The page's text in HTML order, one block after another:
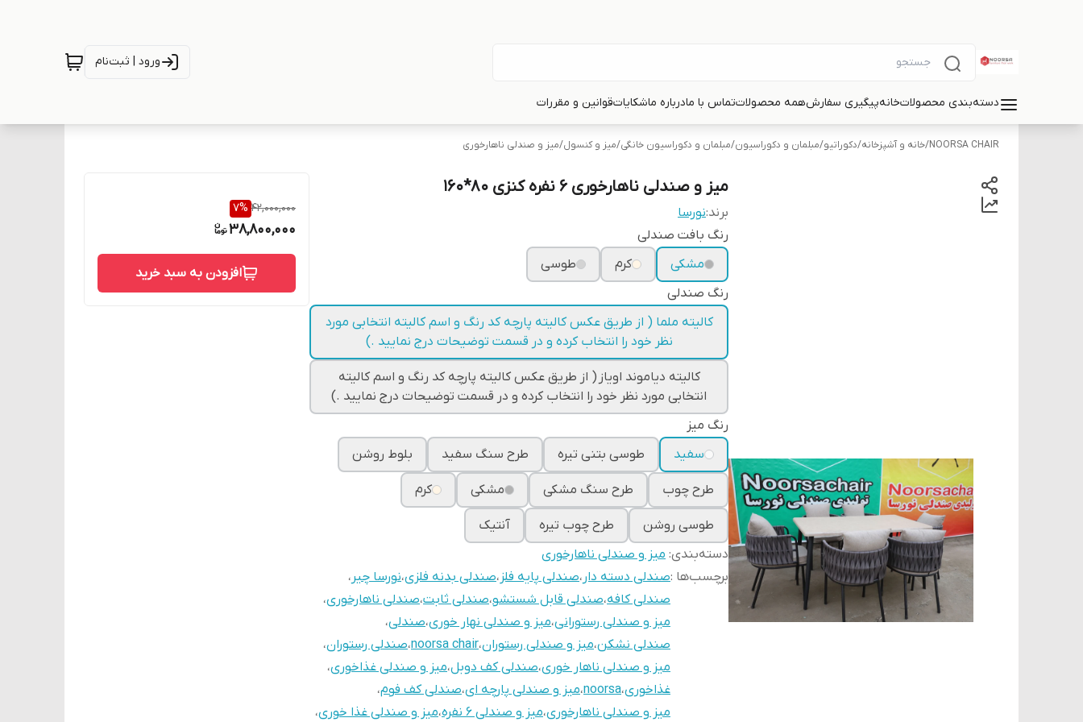
ورود | ثبت‌نام
دسته‌بندی محصولاتخانهپیگیری سفارشهمه محصولاتتماس با مادرباره ماشکایاتقوانین و مقررات
NOORSA CHAIR
/خانه و آشپزخانه/دکوراتیو/مبلمان و دکوراسیون/مبلمان و دکوراسیون خانگی/میز و کنسول/میز و صندلی ناهارخوری
میز و صندلی ناهارخوری 6 نفره کنزی 80*160
برند:نورسا
رنگ بافت صندلی
مشکی
کرم
طوسی
رنگ صندلی
کالیته ملما ( از طریق عکس کالیته پارچه کد رنگ و اسم کالیته انتخابی مورد
نظر خود را انتخاب کرده و در قسمت توضیحات درج نمایید .)
کالیته دیاموند اویاز ( از طریق عکس کالیته پارچه کد رنگ و اسم کالیته
انتخابی مورد نظر خود را انتخاب کرده و در قسمت توضیحات درج نمایید .)
رنگ میز
سفید
طوسی بتنی تیره طرح سنگ سفید بلوط روشن
طرح چوب طرح سنگ مشکی مشکی کرم
طوسی روشن طرح چوب تیره
آنتیک
دسته‌بندی: میز و صندلی ناهارخوری
برچسب‌ها :صندلی دسته دار ،صندلی پایه فلز ،صندلی بدنه فلزی،نورسا چیر ،
صندلی کافه،صندلی قابل شستشو،صندلی ثابت،صندلی ناهارخوری،
میز و صندلی رستورانی،میز و صندلی نهار خوری،صندلی،
صندلی نشکن،میز و صندلی رستوران،noorsa chair،صندلی رستوران،
میز و صندلی ناهار خوری،صندلی کف دوبل،میز و صندلی غذاخوری،
غذاخوری،noorsa،میز و صندلی پارچه ای،صندلی کف فوم،
میز و صندلی ناهارخوری،میز و صندلی 6 نفره ،میز و صندلی غذا خوری،
42,000,000
7%
38,800,000
افزودن به سبد خرید